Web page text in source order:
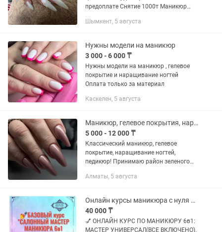
предоплате Снятие 1000т Маникюр
Ман+гель покрытие+укр. 5500
отдельно) Дизайн...
Шымкент, 5 августа
Нужны модели на маникюр
3 000 - 6 000 ₸
Нужны модели на маникюр , гелевое
покрытие и наращивание ногтей
Оплата только за материал
Каскелен, 5 августа
Маникюр, гелевое покрытия, наращивание ногтей
5 000 - 12 000 ₸
Классический маникюр, гелевое
покрытие, наращивание ногтей,
педикюр! Принимаю район зеленого
Алматы, 5 августа
Онлайн курсы маникюра с нуля для новичков 6в1 все включено
40 000 ₸
💅 ОНЛАЙН КУРС ПО МАНИКЮРУ 6в1:
МАСТЕР УНИВЕРСАЛ(ВСЕ ВКЛЮЧЕНО).